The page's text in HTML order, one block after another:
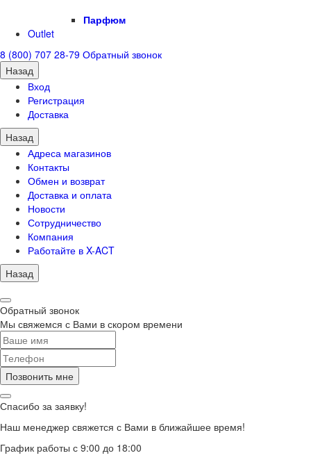
Парфюм
Outlet
8 (800) 707 28-79 Обратный звонок
Назад
Вход
Регистрация
Доставка
Назад
Адреса магазинов
Контакты
Обмен и возврат
Доставка и оплата
Новости
Сотрудничество
Компания
Работайте в X-ACT
Назад
Обратный звонок
Мы свяжемся с Вами в скором времени
Позвонить мне
Спасибо за заявку!
Наш менеджер свяжется с Вами в ближайшее время!
График работы с 9:00 до 18:00